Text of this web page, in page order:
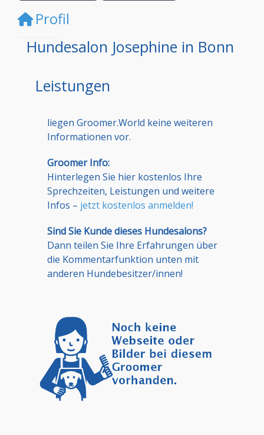
Profil
Hundesalon Josephine in Bonn
Leistungen
liegen Groomer.World keine weiteren
Informationen vor.
Groomer Info:
Hinterlegen Sie hier kostenlos Ihre
Sprechzeiten, Leistungen und weitere
Infos – jetzt kostenlos anmelden!
Sind Sie Kunde dieses Hundesalons?
Dann teilen Sie Ihre Erfahrungen über
die Kommentarfunktion unten mit
anderen Hundebesitzer/innen!